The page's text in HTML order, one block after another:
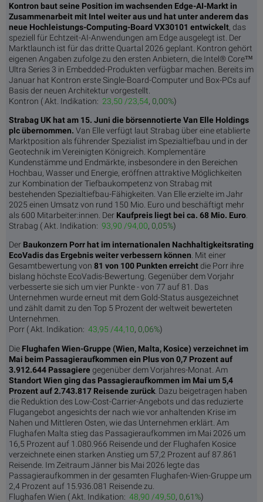
Kontron baut seine Position im wachsenden Edge-AI-Markt in
Zusammenarbeit mit Intel weiter aus und hat unter anderem das
neue Hochleistungs-Computing-Board VX30101 entwickelt, das
speziell für Echtzeit-AI-Anwendungen am Edge ausgelegt ist. Der
Marktlaunch ist für das dritte Quartal 2026 geplant. Kontron gehört
eigenen Angaben zufolge zu den ersten Anbietern, die Intel® Core™
Ultra Series 3 in Embedded-Produkten verfügbar machen. Bereits im
Januar hat Kontron erste Single-Board-Computer und Box-PCs auf
Basis der neuen Architektur vorgestellt.
Kontron (Akt. Indikation: 23,50 /23,54, 0,00%)
Strabag UK hat am 15. Juni die börsennotierte Van Elle Holdings
plc übernommen. Van Elle verfügt laut Strabag über eine etablierte
Marktposition als führender Spezialist im Spezialtiefbau und in der
Geotechnik im Vereinigten Königreich. Komplementäre
Kundenstämme und Endmärkte, insbesondere in den Bereichen
Hochbau, Wasser und Energie, eröffnen attraktive Möglichkeiten
zur Kombination der Tiefbaukompetenz von Strabag mit
bestehenden Spezialtiefbau-Fähigkeiten. Van Elle erzielte im Jahr
2025 einen Umsatz von rund 150 Mio. Euro und beschäftigt mehr
als 600 Mitarbeiter:innen. Der Kaufpreis liegt bei ca. 68 Mio. Euro
Strabag (Akt. Indikation: 93,90 /94,00, 0,05%)
Der Baukonzern Porr hat im internationalen Nachhaltigkeitsrating
EcoVadis das Ergebnis weiter verbessern können. Mit einer
Gesamtbewertung von 81 von 100 Punkten erreichtdie Porr ihre
bislang höchste EcoVadis-Bewertung. Gegenüber dem Vorjahr
verbesserte sie sich um vier Punkte - von 77 auf 81. Das
Unternehmen wurde erneut mit dem Gold-Status ausgezeichnet
und zählt damit zu den Top 5 Prozent der weltweit bewerteten
Unternehmen.
Porr (Akt. Indikation: 43,95 /44,10, 0,06%)
Die Flughafen Wien-Gruppe (Wien, Malta, Kosice) verzeichnet im
Mai beim Passagieraufkommen ein Plus von 0,7 Prozent auf
3.912.644 Passagiere gegenüber dem Vorjahres-Monat. Am
Standort Wien ging das Passagieraufkommen im Mai um 5,4
Prozent auf 2.743.817 Reisende zurück . Dazu beigetragen haben
die Reduktion des Low-Cost-Carrier-Angebots und das reduzierte
Flugangebot angesichts der nach wie vor anhaltenden Krise im
Nahen und Mittleren Osten, wie das Unternehmen erklärt. Am
Flughafen Malta stieg das Passagieraufkommen im Mai 2026 um
16,5 Prozent auf 1.080.966 Reisende und der Flughafen Kosice
verzeichnete einen starken Anstieg um 57,2 Prozent auf 87.861
Reisende. Im Zeitraum Jänner bis Mai 2026 legte das
Passagieraufkommen in der gesamten Flughafen-Wien-Gruppe um
2,4 Prozent auf 15.936.081 Reisende zu.
Flughafen Wien (Akt. Indikation: 48,90 /49,50, 0,61%)